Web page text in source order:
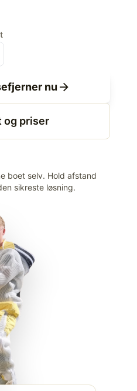
nu arrow_forward
og priser
boet selv. Hold afstand
sikreste løsning.